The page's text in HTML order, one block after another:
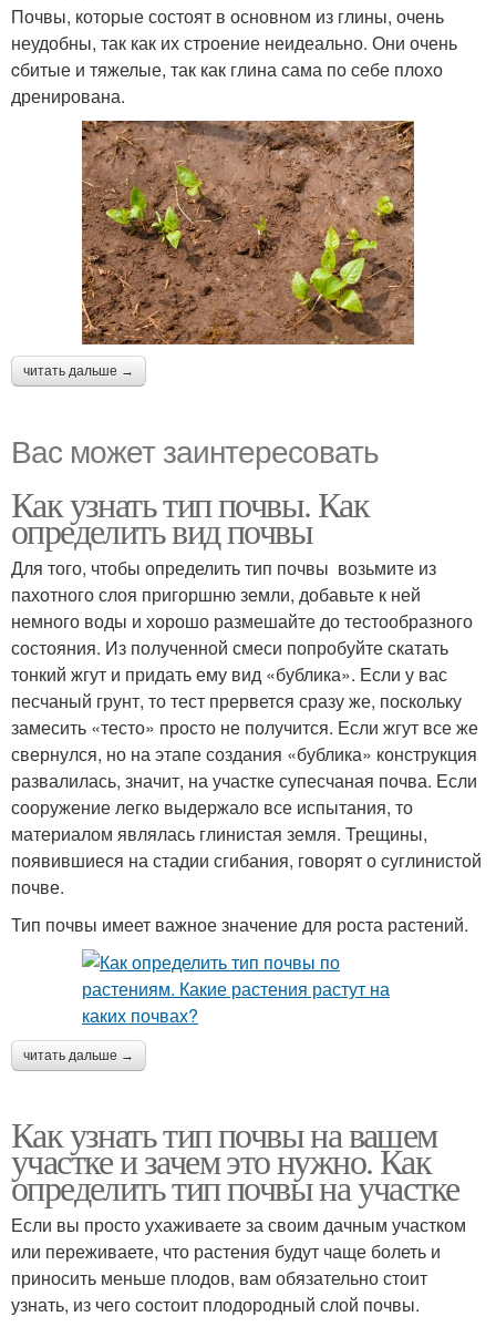
Почвы, которые состоят в основном из глины, очень
неудобны, так как их строение неидеально. Они очень
cбитые и тяжелые, так как глина сама по себе плохо
дренирована.
читать дальше →
Вас может заинтересовать
Как узнать тип почвы. Как
определить вид почвы
Для того, чтобы определить тип почвы возьмите из
пахотного слоя пригоршню земли, добавьте к ней
немного воды и хорошо размешайте до тестообразного
состояния. Из полученной смеси попробуйте скатать
тонкий жгут и придать ему вид «бублика». Если у вас
песчаный грунт, то тест прервется сразу же, поскольку
замесить «тесто» просто не получится. Если жгут все же
свернулся, но на этапе создания «бублика» конструкция
развалилась, значит, на участке супесчаная почва. Если
сооружение легко выдержало все испытания, то
материалом являлась глинистая земля. Трещины,
появившиеся на стадии сгибания, говорят о суглинистой
почве.
Тип почвы имеет важное значение для роста растений.
читать дальше →
Как узнать тип почвы на вашем
участке и зачем это нужно. Как
определить тип почвы на участке
Если вы просто ухаживаете за своим дачным участком
или переживаете, что растения будут чаще болеть и
приносить меньше плодов, вам обязательно стоит
узнать, из чего состоит плодородный слой почвы.